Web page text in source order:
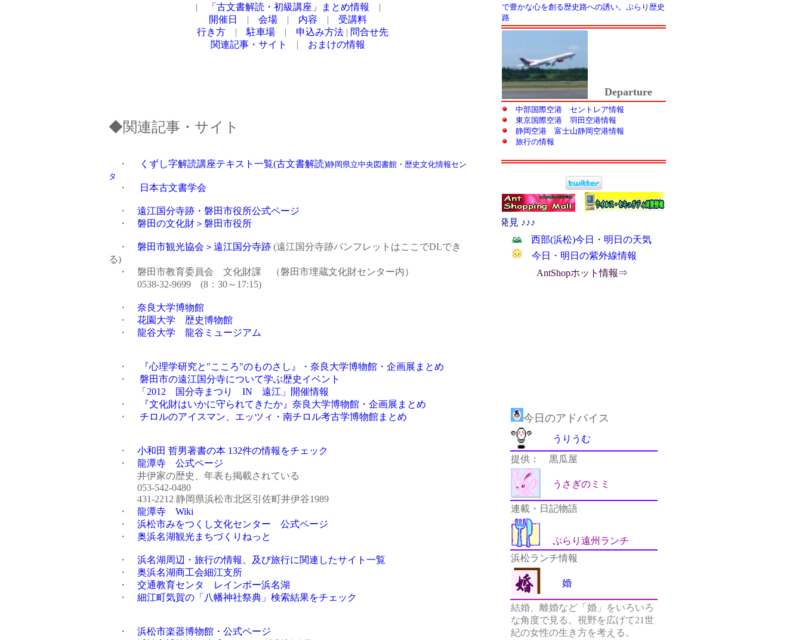
|
「古文書解読・初級講座」まとめ情報 |
開催日
| 会場 | 内容 | 受講料
行き方 | 駐車場 | 申込み方法 | 問合せ先
関連記事・サイト
| おまけの情報
◆関連記事・サイト
・ くずし字解読講座テキスト一覧(古文書解読)静岡県立中央図書館・歴史文化情報セン
タ
・ 日本古文書学会
・ 遠江国分寺跡・磐田市役所公式ページ
・ 磐田の文化財＞磐田市役所
・ 磐田市観光協会＞遠江国分寺跡(遠江国分寺跡パンフレットはここでDLでき
る)
・ 磐田市教育委員会 文化財課 （磐田市埋蔵文化財センター内）
0538-32-9699 (8：30～17:15)
・ 奈良大学博物館
・ 花園大学 歴史博物館
・ 龍谷大学 龍谷ミュージアム
・
『心理学研究と"こころ"のものさし』・奈良大学博物館・企画展まとめ
・ 磐田市の遠江国分寺について学ぶ歴史イベント
「2012 国分寺まつり IN 遠江」開催情報
・
『文化財はいかに守られてきたか』奈良大学博物館・企画展まとめ
・ チロルのアイスマン、エッツィ・南チロル考古学博物館まとめ
・ 小和田 哲男著書の本 132件の情報をチェック
・ 龍潭寺 公式ページ
井伊家の歴史、年表も掲載されている
053-542-0480
431-2212 静岡県浜松市北区引佐町井伊谷1989
・ 龍潭寺 Wiki
・ 浜松市みをつくし文化センター 公式ページ
・ 奥浜名湖観光まちづくりねっと
・ 浜名湖周辺・旅行の情報、及び旅行に関連したサイト一覧
・ 奥浜名湖商工会細江支所
・ 交通教育センタ レインボー浜名湖
・ 細江町気賀の「八幡神社祭典」検索結果をチェック
・ 浜松市楽器博物館・公式ページ
今日のアドバイス
うりうむ
提供： 黒瓜屋
うさぎのミミ
連載・日記物語
ぷらり遠州ランチ
浜松ランチ情報
婚
結婚、離婚など「婚」をいろいろ
な角度で見る。視野を広げて21世
紀の女性の生き方を考える。